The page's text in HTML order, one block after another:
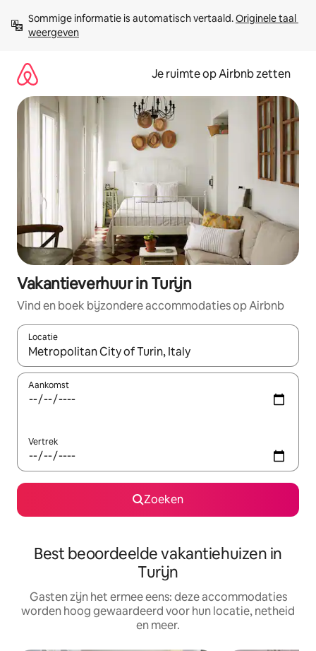
direct
naar
Sommige informatie is automatisch vertaald. Originele taal
weergeven
Je ruimte op Airbnb zetten
Vakantieverhuur in Turijn
Vind en boek bijzondere accommodaties op Airbnb
Locatie
Wanneer er suggesties beschikbaar zijn, maak je een keuze
Aankomst
Vertrek
Zoeken
Best beoordeelde vakantiehuizen in
Turijn
Gasten zijn het ermee eens: deze accommodaties
worden hoog gewaardeerd voor hun locatie, netheid
en meer.